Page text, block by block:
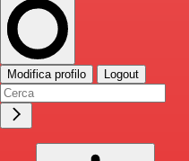
Modifica profilo Logout